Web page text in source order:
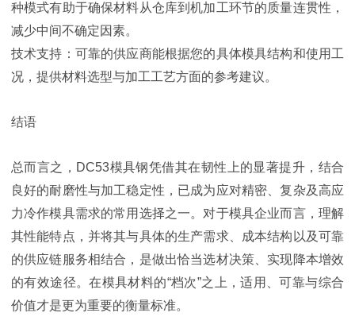
种模式有助于确保材料从仓库到机加工环节的质量连贯性，
减少中间不确定因素。
技术支持：可靠的供应商能根据您的具体模具结构和使用工
况，提供材料选型与加工工艺方面的参考建议。
结语
总而言之，DC53模具钢凭借其在韧性上的显著提升，结合
良好的耐磨性与加工稳定性，已成为应对精密、复杂及高应
力冷作模具需求的常用选择之一。对于模具企业而言，理解
其性能特点，并将其与具体的生产需求、成本结构以及可靠
的供应链服务相结合，是做出恰当选材决策、实现降本增效
的有效途径。在模具材料的“档次”之上，适用、可靠与综合
价值才是更为重要的衡量标准。